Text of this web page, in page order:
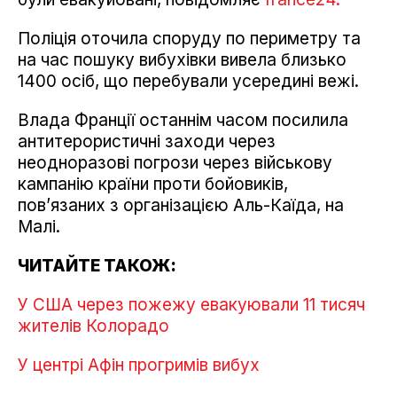
Поліція оточила споруду по периметру та
на час пошуку вибухівки вивела близько
1400 осіб, що перебували усередині вежі.
Влада Франції останнім часом посилила
антитерористичні заходи через
неодноразові погрози через військову
кампанію країни проти бойовиків,
пов’язаних з організацією Аль-Каїда, на
Малі.
ЧИТАЙТЕ ТАКОЖ:
У США через пожежу евакуювали 11 тисяч
жителів Колорадо
У центрі Афін прогримів вибух